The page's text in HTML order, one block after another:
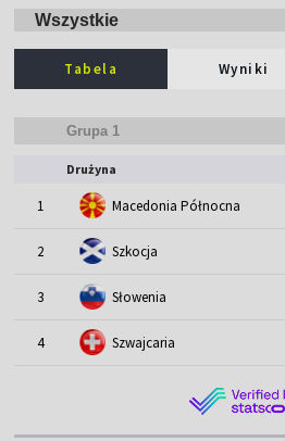
Tabela Wyniki
Drużyna
1 Macedonia Północna
2 Szkocja
3 Słowenia
4 Szwajcaria